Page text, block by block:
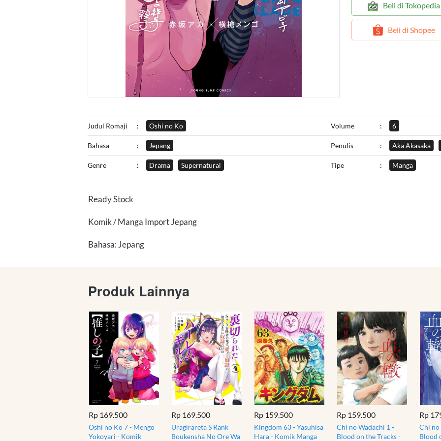
` Beli di Tokopedia
` Beli di Shopee
Judul Romaji : Oshi no Ko Volume : 6
Bahasa : Jepang Penulis : Aka Akasaka
Genre : Drama Supernatural Tipe : Manga
Ready Stock
Komik / Manga Import Jepang
Bahasa: Jepang
Produk Lainnya
Rp 169.500
Oshi no Ko 7 - Mengo
Yokoyari - Komik
Rp 169.500
Uragirareta S Rank
Boukensha No Ore Wa
Rp 159.500
Kingdom 63 - Yasuhisa
Hara - Komik Manga
Rp 159.500
Chi no Wadachi 1 -
Blood on the Tracks -
Rp
Chi no
Blood